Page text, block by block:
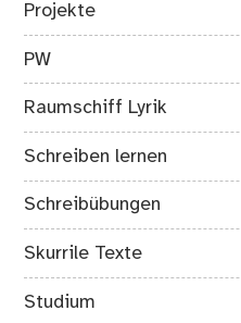
Projekte
PW
Raumschiff Lyrik
Schreiben lernen
Schreibübungen
Skurrile Texte
Studium